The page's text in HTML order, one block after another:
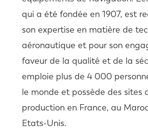
qui a été fondée en 1907, est
son expertise en matière de
aéronautique et pour son
faveur de la qualité et de la
emploie plus de 4 000
le monde et possède des sites
production en France, au
Etats-Unis.